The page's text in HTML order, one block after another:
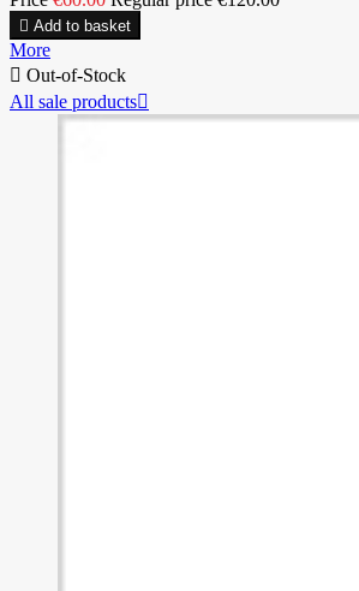
 Add to basket
More
 Out-of-Stock
All sale products